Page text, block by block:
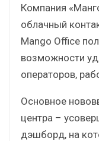
Компания
облачный
Mango Office
возможности
операторов,
Основное
центра –
дэшборд, на